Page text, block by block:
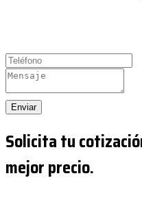
Enviar
Solicita tu
mejor precio.